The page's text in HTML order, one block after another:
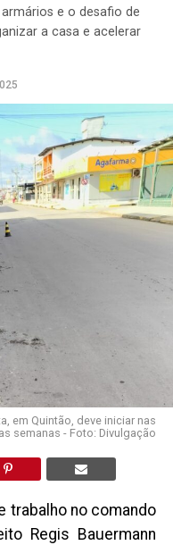
e o desafio de
a casa e acelerar
em Quintão, deve iniciar nas
semanas - Foto: Divulgação
trabalho no comando
Regis Bauermann